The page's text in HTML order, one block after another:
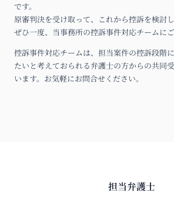
です。
原審判決を受け取って、これから控訴を検討
ぜひ一度、当事務所の控訴事件対応チームにご
控訴事件対応チームは、担当案件の控訴段階
たいと考えておられる弁護士の方からの共同
います。お気軽にお問合せください。
担当弁護士